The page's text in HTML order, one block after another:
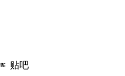
贴吧